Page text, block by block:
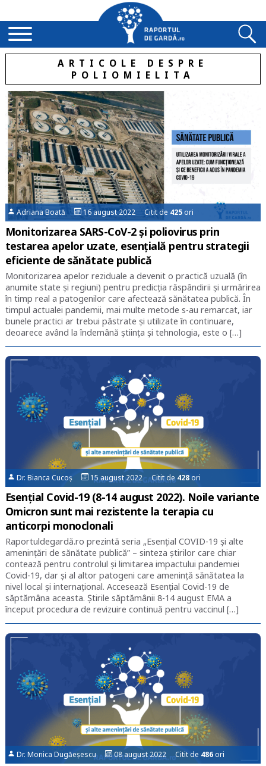
ARTICOLE DESPRE
POLIOMIELITA
Adriana Boată 16 august 2022 Citit de 425ori
Monitorizarea SARS-CoV-2 și poliovirus prin
testarea apelor uzate, esențială pentru strategii
eficiente de sănătate publică
Monitorizarea apelor reziduale a devenit o practică uzuală (în
anumite state și regiuni) pentru predicția răspândirii și urmărirea
în timp real a patogenilor care afectează sănătatea publică. În
timpul actualei pandemii, mai multe metode s-au remarcat, iar
bunele practici ar trebui păstrate și utilizate în continuare,
deoarece având la îndemână știința și tehnologia, este o […]
Dr. Bianca Cucoș 15 august 2022 Citit de428ori
Esențial Covid-19 (8-14 august 2022). Noile variante
Omicron sunt mai rezistente la terapia cu
anticorpi monoclonali
Raportuldegardă.ro prezintă seria „Esențial COVID-19 și alte
amenințări de sănătate publică” – sinteza știrilor care chiar
contează pentru controlul și limitarea impactului pandemiei
Covid-19, dar și al altor patogeni care amenință sănătatea la
nivel local și internațional. Accesează Esențial Covid-19 de
săptămâna aceasta. Știrile săptămânii 8-14 august EMA a
început procedura de revizuire continuă pentru vaccinul […]
Dr. Monica Dugăeșescu 08 august 2022 Citit de 486ori